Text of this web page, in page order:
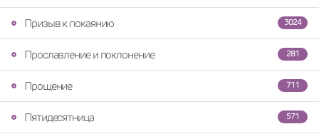
3024
Призыв к покаянию
281
Прославление и поклонение
711
Прощение
571
Пятидесятница